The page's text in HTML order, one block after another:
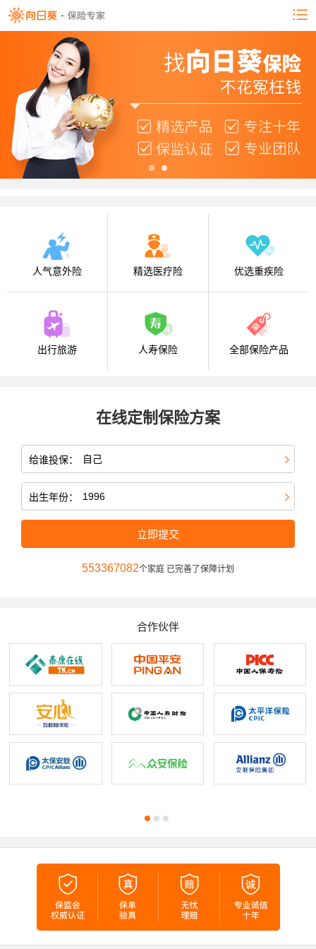
人气意外险 精选医疗险 优选重疾险
出行旅游 人寿保险 全部保险产品
在线定制保险方案
给谁投保：
出生年份：
立即提交
553367082个家庭 已完善了保障计划
合作伙伴